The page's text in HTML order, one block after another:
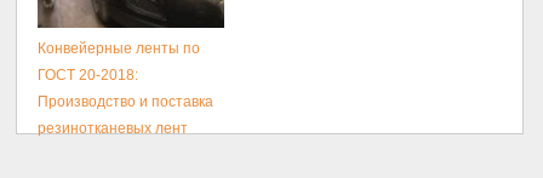
Конвейерные ленты по
ГОСТ 20-2018:
Производство и поставка
резинотканевых лент